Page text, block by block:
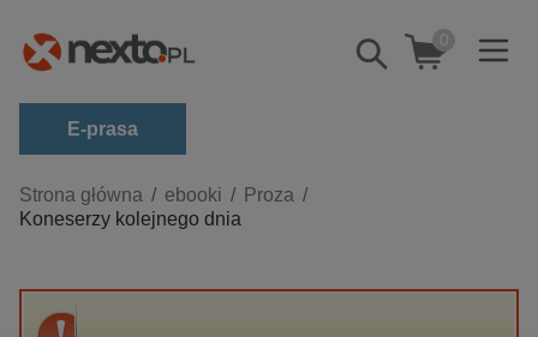
Pokaż/schowaj
wyszukiwarkę
0
E-prasa
Kategorie
Zobacz wszystkie E-prasa
budownictwo, aranżacja wnętrz
Strona główna ebooki
Proza
Koneserzy kolejnego dnia